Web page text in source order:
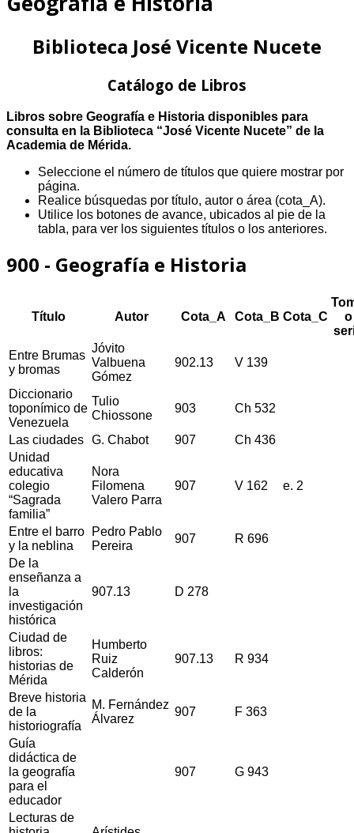
Biblioteca José Vicente Nucete
Catálogo de Libros
Libros sobre Geografía e Historia disponibles para
consulta en la Biblioteca “José Vicente Nucete” de la
Academia de Mérida.
Seleccione el número de títulos que quiere mostrar por
página.
Realice búsquedas por título, autor o área (cota_A).
Utilice los botones de avance, ubicados al pie de la
tabla, para ver los siguientes títulos o los anteriores.
900 - Geografía e Historia
Título Autor Cota_A Cota_B Cota_C
o
Entre Brumas
y bromas
Jóvito
Valbuena
Gómez
902.13 V 139
Diccionario
toponímico de
Venezuela
Tulio
Chiossone
903 Ch 532
Las ciudades G. Chabot 907
Ch 436
Unidad
educativa
colegio
“Sagrada
familia”
Nora
Filomena
Valero Parra
907 V 162 e. 2
Entre el barro
y la neblina
Pedro Pablo
Pereira
907
R 696
De la
enseñanza a
la
investigación
histórica
907.13 D 278
Ciudad de
libros:
historias de
Mérida
Humberto
Ruiz
Calderón
907.13 R 934
Breve historia
de la
historiografía
M. Fernández
Álvarez
907 F 363
Guía
didáctica de
la geografía
para el
educador
907 G 943
Lecturas de